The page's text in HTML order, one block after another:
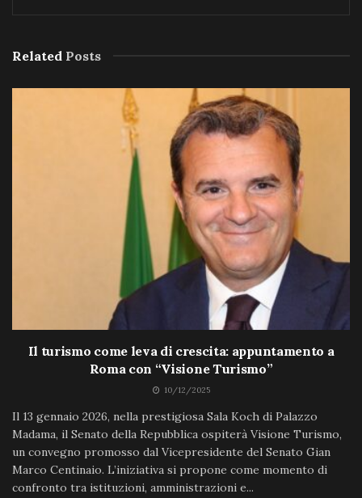
Related Posts
Il turismo come leva di crescita: appuntamento a
Roma con “Visione Turismo”
10/12/2025
Il 13 gennaio 2026, nella prestigiosa Sala Koch di Palazzo
Madama, il Senato della Repubblica ospiterà Visione Turismo,
un convegno promosso dal Vicepresidente del Senato Gian
Marco Centinaio. L’iniziativa si propone come momento di
confronto tra istituzioni, amministrazioni e...